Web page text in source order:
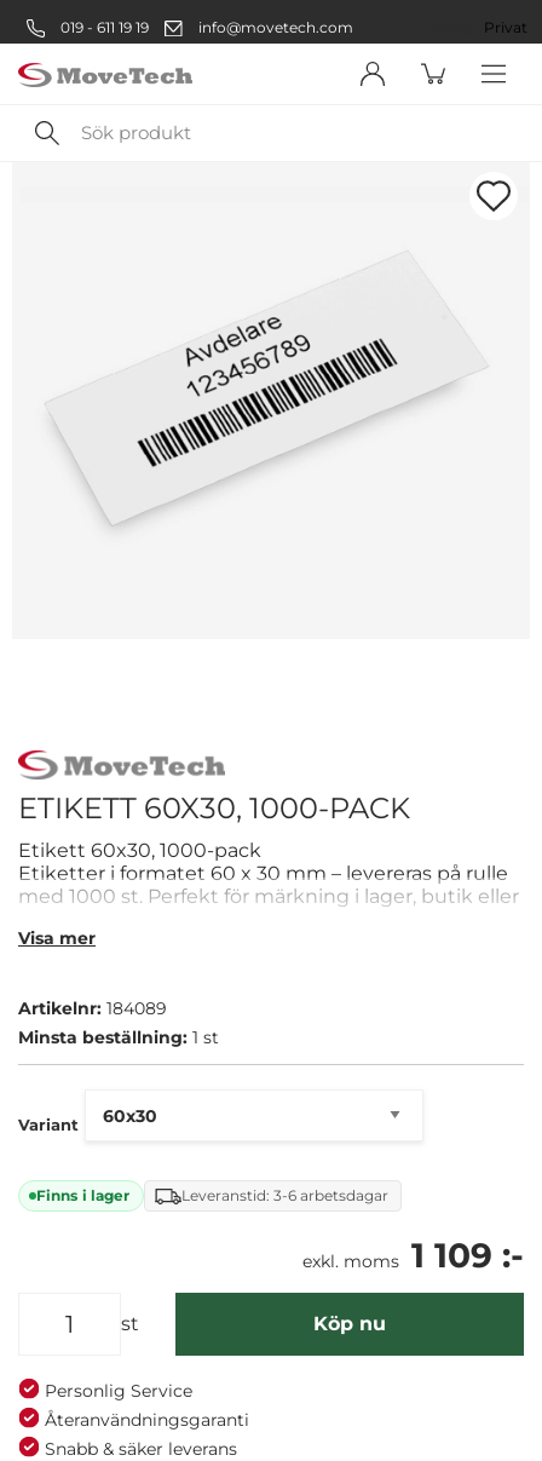
019 - 611 19 19 info@movetech.com Privat
Sök
produkt
ETIKETT 60X30, 1000-PACK
Etikett 60x30, 1000-pack
Etiketter i formatet 60 x 30 mm – levereras på rulle
med 1000 st. Perfekt för märkning i lager, butik eller
60 x 30 mm
Visa mer
Artikelnr: 184089
Minsta beställning: 1 st
Variant
Finns i lager Leveranstid: 3-6 arbetsdagar
exkl. moms 1 109 :-
st Köp nu
Personlig Service
Återanvändningsgaranti
Snabb & säker leverans
Företag
Företag
Privatperson